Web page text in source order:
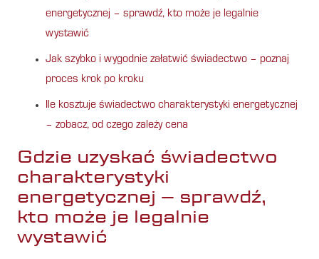
energetycznej – sprawdź, kto może je legalnie
wystawić
Jak szybko i wygodnie załatwić świadectwo – poznaj
proces krok po kroku
Ile kosztuje świadectwo charakterystyki energetycznej
– zobacz, od czego zależy cena
Gdzie uzyskać świadectwo
charakterystyki
energetycznej – sprawdź,
kto może je legalnie
wystawić